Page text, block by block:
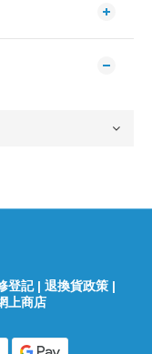
登記| 退換貨政策 |
上商店